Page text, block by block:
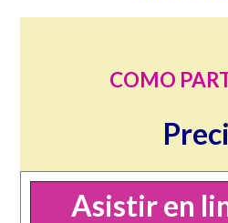
COMO
Asistir en